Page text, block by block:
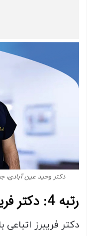
دکتر وحید عین آبادی،
رتبه 4: دکتر فریبرز اتباعی
دکتر فریبرز